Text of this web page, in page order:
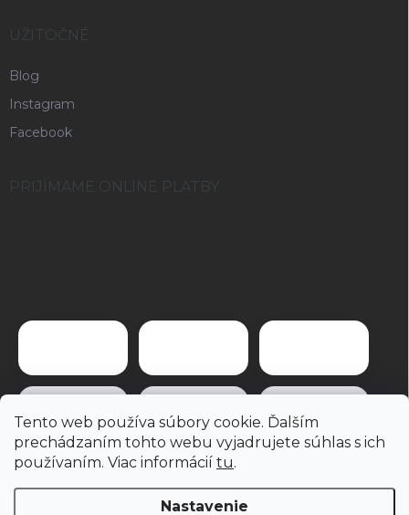
Tento web používa súbory cookie. Ďalším
prechádzaním tohto webu vyjadrujete súhlas s ich
používaním. Viac informácií tu.
Nastavenie
UŽITOČNÉ
Blog
Instagram
Facebook
PRIJÍMAME ONLINE PLATBY